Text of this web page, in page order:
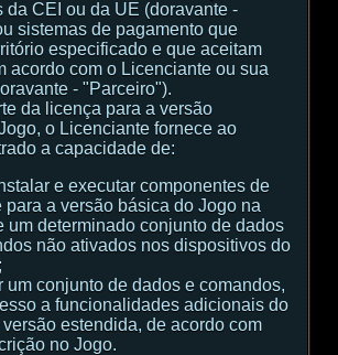
da CEI ou da UE (doravante -
sistemas de pagamento que
especificado e que aceitam
acordo com o Licenciante ou sua
- "Parceiro").
da licença para a versão
o Licenciante fornece ao
a capacidade de:
e executar componentes de
para a versão básica do Jogo na
um determinado conjunto de dados
não ativados nos dispositivos do
um conjunto de dados e comandos,
a funcionalidades adicionais do
estendida, de acordo com
no Jogo.